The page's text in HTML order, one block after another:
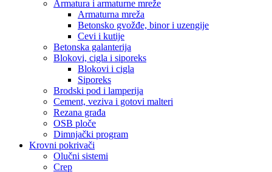
Armatura i armaturne mreže
Armaturna mreža
Betonsko gvožđe, binor i uzengije
Cevi i kutije
Betonska galanterija
Blokovi, cigla i siporeks
Blokovi i cigla
Siporeks
Brodski pod i lamperija
Cement, veziva i gotovi malteri
Rezana građa
OSB ploče
Dimnjački program
Krovni pokrivači
Olučni sistemi
Crep